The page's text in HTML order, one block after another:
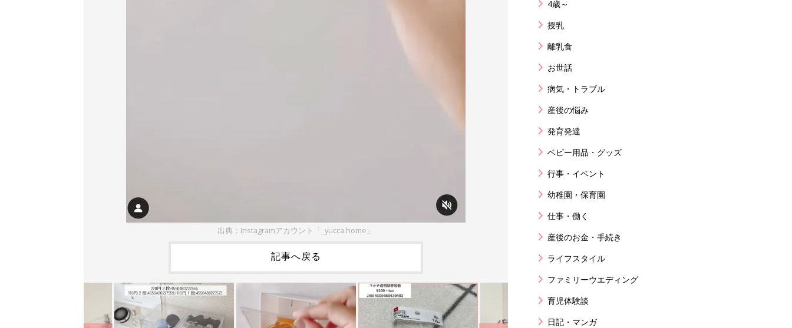
出典：Instagramアカウント「_yucca.home」
記事へ戻る
4歳～
授乳
離乳食
お世話
病気・トラブル
産後の悩み
発育発達
ベビー用品・グッズ
行事・イベント
幼稚園・保育園
仕事・働く
産後のお金・手続き
ライフスタイル
ファミリーウエディング
育児体験談
日記・マンガ